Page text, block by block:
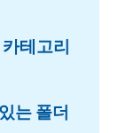
테고리
는 폴더